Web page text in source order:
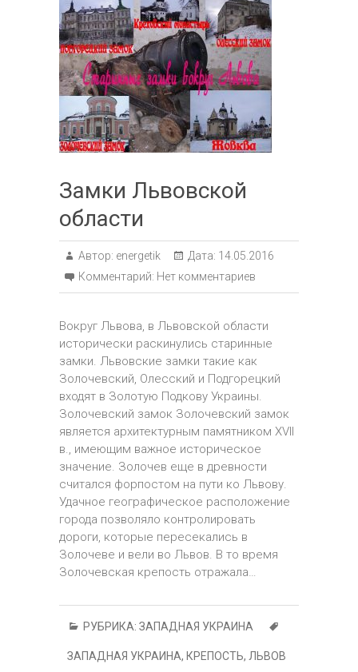
Замки Львовской
области
Автор: energetik Дата: 14.05.2016
Комментарий: Нет комментариев
Вокруг Львова, в Львовской области
исторически раскинулись старинные
замки. Львовские замки такие как
Золочевский, Олесский и Подгорецкий
входят в Золотую Подкову Украины.
Золочевский замок Золочевский замок
является архитектурным памятником ХVІІ
в., имеющим важное историческое
значение. Золочев еще в древности
считался форпостом на пути ко Львову.
Удачное географическое расположение
города позволяло контролировать
дороги, которые пересекались в
Золочеве и вели во Львов. В то время
Золочевская крепость отражала…
РУБРИКА: ЗАПАДНАЯ УКРАИНА
ЗАПАДНАЯ УКРАИНА, КРЕПОСТЬ, ЛЬВОВ